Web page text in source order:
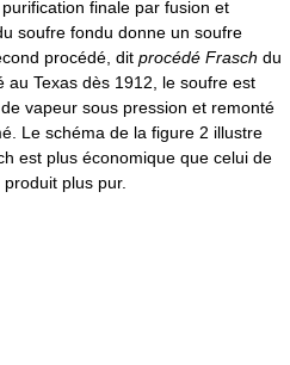
finale par fusion et
soufre fondu donne un soufre
procédé, dit procédé Frasch du
au Texas dès 1912, le soufre est
vapeur sous pression et remonté
Le schéma de la figure 2 illustre
est plus économique que celui de
plus pur.